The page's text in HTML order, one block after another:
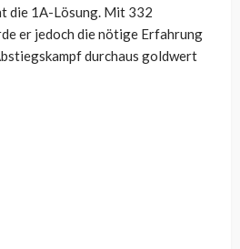
die 1A-Lösung. Mit 332
er jedoch die nötige Erfahrung
durchaus goldwert